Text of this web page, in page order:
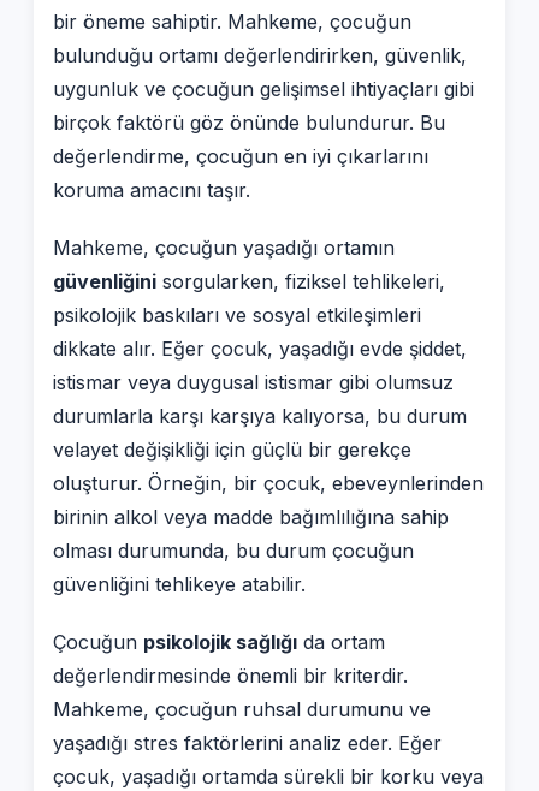
bir öneme sahiptir. Mahkeme, çocuğun
bulunduğu ortamı değerlendirirken, güvenlik,
uygunluk ve çocuğun gelişimsel ihtiyaçları gibi
birçok faktörü göz önünde bulundurur. Bu
değerlendirme, çocuğun en iyi çıkarlarını
koruma amacını taşır.
Mahkeme, çocuğun yaşadığı ortamın
güvenliğini sorgularken, fiziksel tehlikeleri,
psikolojik baskıları ve sosyal etkileşimleri
dikkate alır. Eğer çocuk, yaşadığı evde şiddet,
istismar veya duygusal istismar gibi olumsuz
durumlarla karşı karşıya kalıyorsa, bu durum
velayet değişikliği için güçlü bir gerekçe
oluşturur. Örneğin, bir çocuk, ebeveynlerinden
birinin alkol veya madde bağımlılığına sahip
olması durumunda, bu durum çocuğun
güvenliğini tehlikeye atabilir.
Çocuğun psikolojik sağlığı da ortam
değerlendirmesinde önemli bir kriterdir.
Mahkeme, çocuğun ruhsal durumunu ve
yaşadığı stres faktörlerini analiz eder. Eğer
çocuk, yaşadığı ortamda sürekli bir korku veya